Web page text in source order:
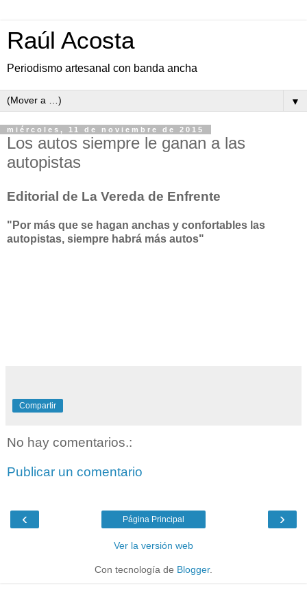
Raúl Acosta
Periodismo artesanal con banda ancha
▼
miércoles, 11 de noviembre de 2015
Los autos siempre le ganan a las
autopistas
Editorial de La Vereda de Enfrente
"Por más que se hagan anchas y confortables las
autopistas, siempre habrá más autos"
Compartir
No hay comentarios.:
Publicar un comentario
‹ ›
Página Principal
Ver la versión web
Con tecnología de Blogger.